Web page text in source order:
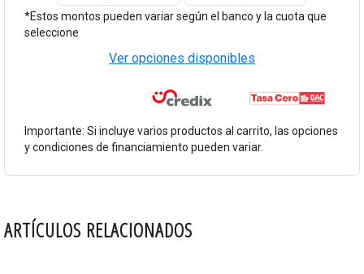
*Estos montos pueden variar según el banco y la cuota que
seleccione
Ver opciones disponibles
Importante: Si incluye varios productos al carrito, las opciones
y condiciones de financiamiento pueden variar.
ARTÍCULOS RELACIONADOS